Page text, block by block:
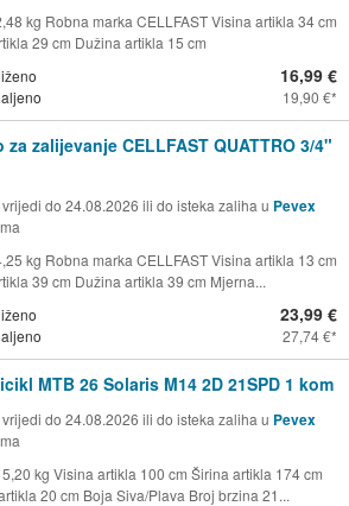
kg Robna marka CELLFAST Visina artikla 34 cm
29 cm Dužina artikla 15 cm
16,99 €
19,90 €
za zalijevanje CELLFAST QUATTRO 3/4"
do 24.08.2026 ili do isteka zaliha u Pevex
kg Robna marka CELLFAST Visina artikla 13 cm
39 cm Dužina artikla 39 cm Mjerna...
23,99 €
27,74 €
MTB 26 Solaris M14 2D 21SPD 1 kom
do 24.08.2026 ili do isteka zaliha u Pevex
kg Visina artikla 100 cm Širina artikla 174 cm
20 cm Boja Siva/Plava Broj brzina 21...